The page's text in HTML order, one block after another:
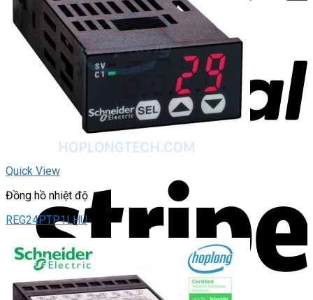
Quick View
Đồng hồ nhiệt độ
REG24PTP1LHU